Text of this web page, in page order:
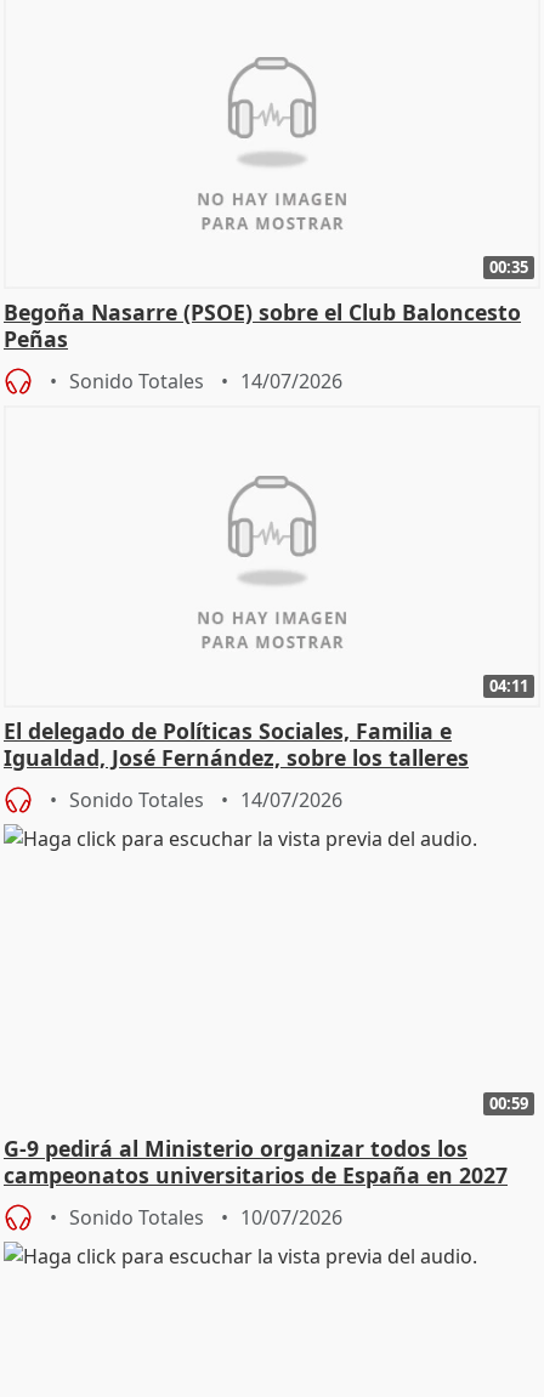
00:35
Begoña Nasarre (PSOE) sobre el Club Baloncesto
Peñas
Sonido Totales 14/07/2026
04:11
El delegado de Políticas Sociales, Familia e
Igualdad, José Fernández, sobre los talleres
Sonido Totales 14/07/2026
00:59
G-9 pedirá al Ministerio organizar todos los
campeonatos universitarios de España en 2027
Sonido Totales 10/07/2026